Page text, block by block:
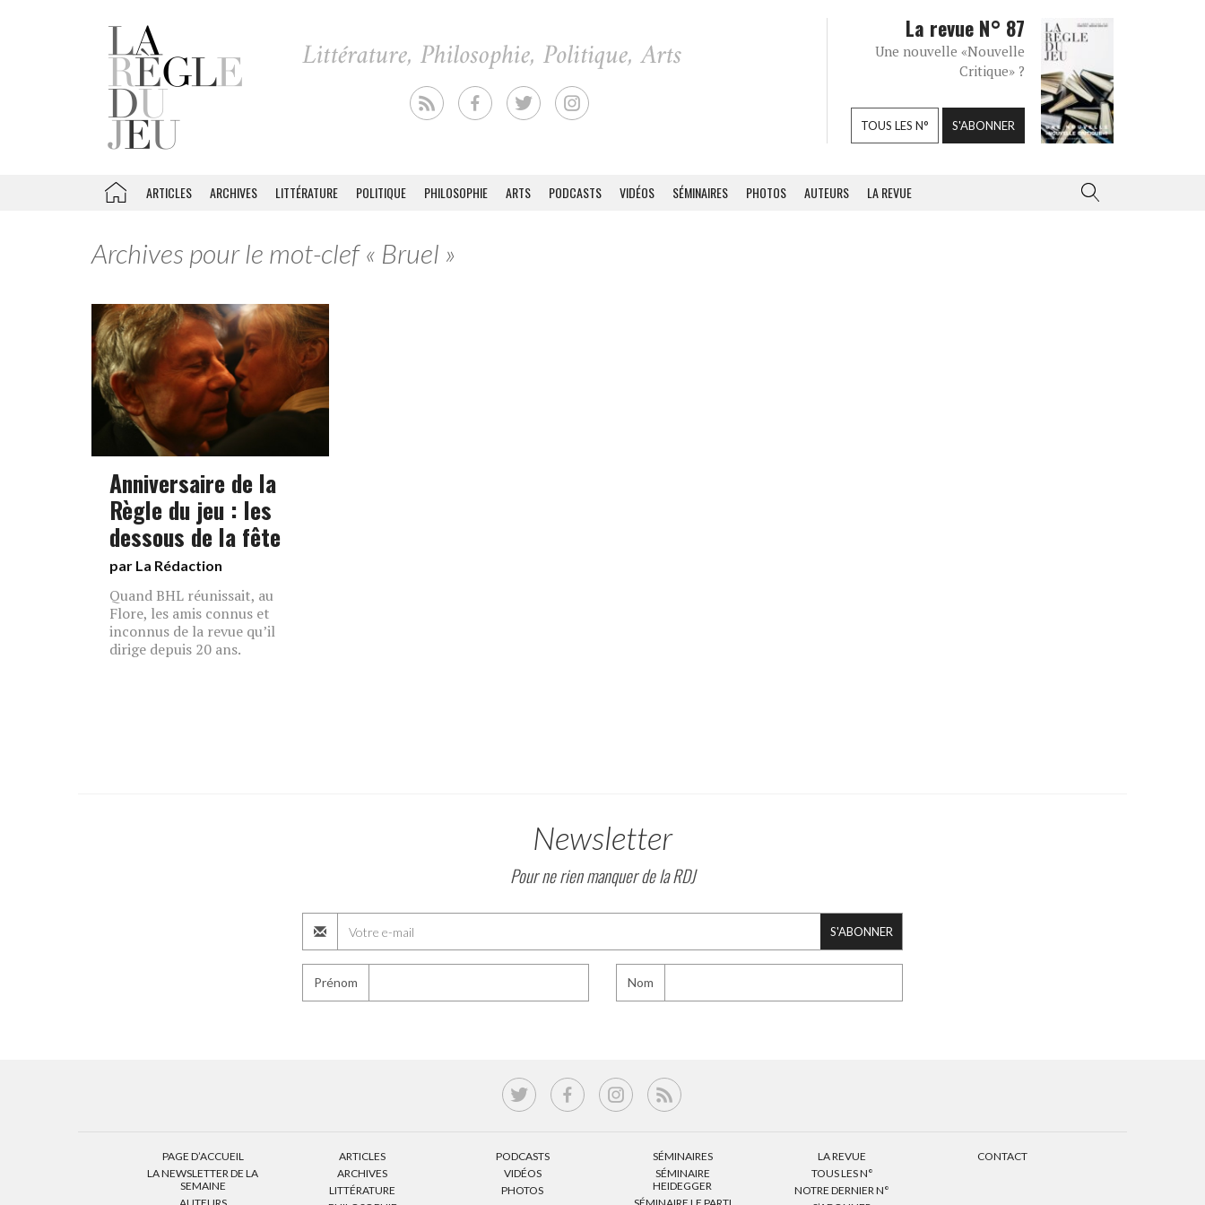
La revue N° 87
Une nouvelle «Nouvelle
Critique» ?
TOUS LES N° S'ABONNER
ARTICLES ARCHIVES LITTÉRATURE POLITIQUE PHILOSOPHIE ARTS PODCASTS VIDÉOS SÉMINAIRES PHOTOS AUTEURS LA REVUE
Archives pour le mot-clef « Bruel »
Anniversaire de la
Règle du jeu : les
dessous de la fête
par La Rédaction
Quand BHL réunissait, au
Flore, les amis connus et
inconnus de la revue qu’il
dirige depuis 20 ans.
Newsletter
Pour ne rien manquer de la RDJ
S'ABONNER
Prénom Nom
PAGE D’ACCUEIL
LA NEWSLETTER DE LA
SEMAINE
ARTICLES
ARCHIVES
LITTÉRATURE
PODCASTS
VIDÉOS
PHOTOS
SÉMINAIRES
SÉMINAIRE
HEIDEGGER
LA REVUE
TOUS LES N°
NOTRE DERNIER N°
CONTACT